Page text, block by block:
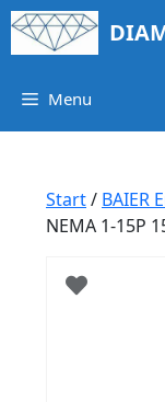
Springe
zum
Menu
Start/ BAIER
NEMA 1-15P